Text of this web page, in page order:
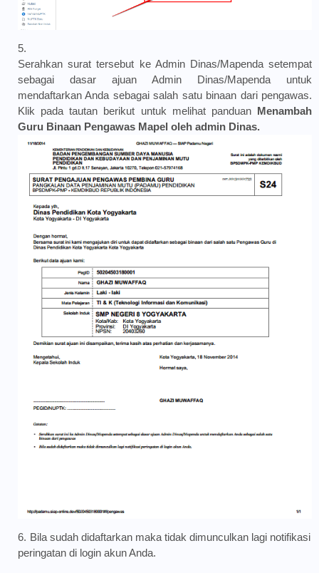
Serahkan surat tersebut ke Admin Dinas/Mapenda setempat
sebagai dasar ajuan Admin Dinas/Mapenda untuk
mendaftarkan Anda sebagai salah satu binaan dari pengawas.
Klik pada tautan berikut untuk melihat panduan Menambah
Guru Binaan Pengawas Mapel oleh admin Dinas.
Bila sudah didaftarkan maka tidak dimunculkan lagi notifikasi
peringatan di login akun Anda.